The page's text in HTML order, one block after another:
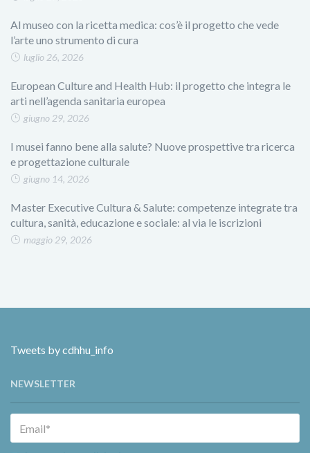
Al museo con la ricetta medica: cos’è il progetto che vede
l’arte uno strumento di cura
luglio 26, 2026
European Culture and Health Hub: il progetto che integra le
arti nell’agenda sanitaria europea
giugno 29, 2026
I musei fanno bene alla salute? Nuove prospettive tra ricerca
e progettazione culturale
giugno 14, 2026
Master Executive Cultura & Salute: competenze integrate tra
cultura, sanità, educazione e sociale: al via le iscrizioni
maggio 29, 2026
Tweets by cdhhu_info
NEWSLETTER